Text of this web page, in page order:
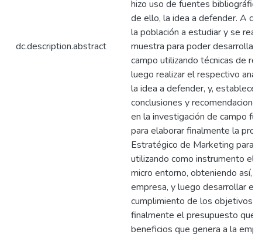
dc.description.abstract
hizo uso de fuentes
de ello, la idea a defender. A
la población a estudiar y se
muestra para poder desarrollar
campo utilizando técnicas de
luego realizar el respectivo
la idea a defender, y,
conclusiones y
en la investigación de campo
para elaborar finalmente la
Estratégico de Marketing para
utilizando como instrumento el
micro entorno, obteniendo así,
empresa, y luego desarrollar
cumplimiento de los objetivos
finalmente el presupuesto que
beneficios que genera a la